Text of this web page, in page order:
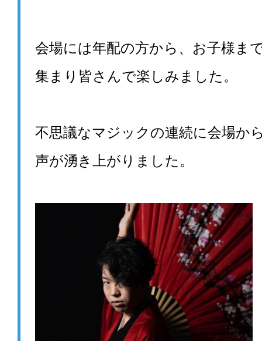
会場には年配の方から、お子様ま
集まり皆さんで楽しみました。
不思議なマジックの連続に会場か
声が湧き上がりました。